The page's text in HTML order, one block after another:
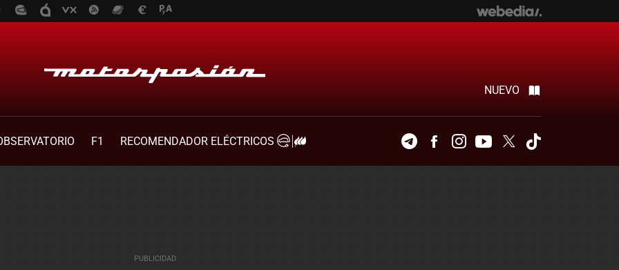
NUEVO
F1 RECOMENDADOR ELÉCTRICOS TelegramFacebookInstagramYoutubeTwitter